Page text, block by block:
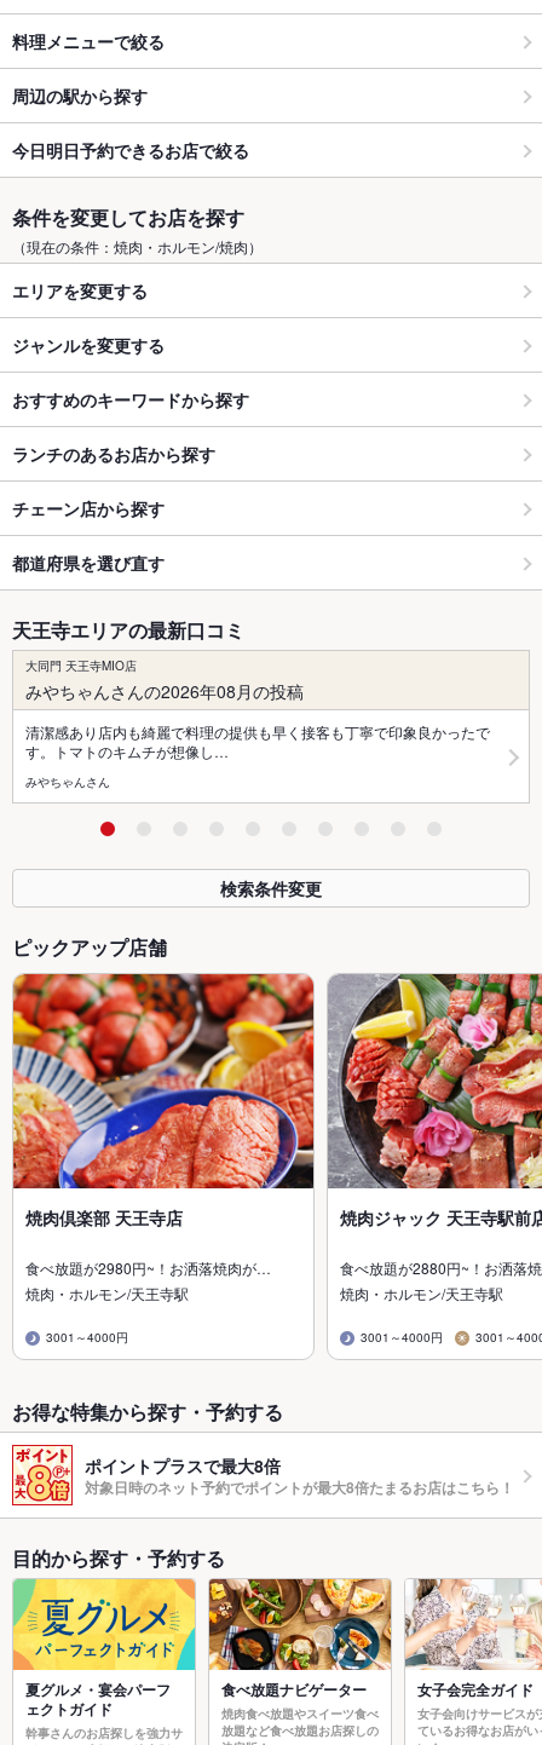
料理メニューで絞る
周辺の駅から探す
今日明日予約できるお店で絞る
条件を変更してお店を探す
（現在の条件：焼肉・ホルモン/焼肉）
エリアを変更する
ジャンルを変更する
おすすめのキーワードから探す
ランチのあるお店から探す
チェーン店から探す
都道府県を選び直す
天王寺エリアの最新口コミ
大同門 天王寺MIO店
みやちゃんさんの2026年08月の投稿
清潔感あり店内も綺麗で料理の提供も早く接客も丁寧で印象良かったで
す。トマトのキムチが想像し…
みやちゃんさん
検索条件変更
ピックアップ店舗
焼肉倶楽部 天王寺店
食べ放題が2980円~！お洒落焼肉が…
焼肉・ホルモン/天王寺駅
3001～4000円
焼肉ジャック 天王寺駅前
食べ放題が2880円~！お洒落
焼肉・ホルモン/天王寺駅
3001～4000円 3001～
お得な特集から探す・予約する
ポイントプラスで最大8倍
対象日時のネット予約でポイントが最大8倍たまるお店はこちら！
目的から探す・予約する
夏グルメ・宴会パーフ
ェクトガイド
幹事さんのお店探しを強力サ
食べ放題ナビゲーター
焼肉食べ放題やスイーツ食べ
放題など食べ放題お店探しの
女子会完全ガイド
女子会向けサービスが
ているお得なお店がい